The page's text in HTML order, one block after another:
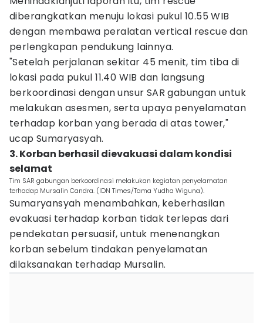
diberangkatkan menuju lokasi pukul 10.55 WIB
dengan membawa peralatan vertical rescue dan
perlengkapan pendukung lainnya.
"Setelah perjalanan sekitar 45 menit, tim tiba di
lokasi pada pukul 11.40 WIB dan langsung
berkoordinasi dengan unsur SAR gabungan untuk
melakukan asesmen, serta upaya penyelamatan
terhadap korban yang berada di atas tower,"
ucap Sumaryasyah.
3. Korban berhasil dievakuasi dalam kondisi
selamat
Tim SAR gabungan berkoordinasi melakukan kegiatan penyelamatan
terhadap Mursalin Candra. (IDN Times/Tama Yudha Wiguna).
Sumaryansyah menambahkan, keberhasilan
evakuasi terhadap korban tidak terlepas dari
pendekatan persuasif, untuk menenangkan
korban sebelum tindakan penyelamatan
dilaksanakan terhadap Mursalin.